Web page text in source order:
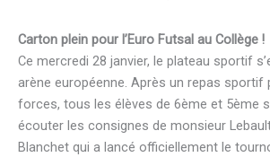
Carton plein pour l’Euro Futsal au Collège !​
Ce mercredi 28 janvier, le plateau sportif
arène européenne. Après un repas sportif
forces, tous les élèves de 6ème et 5ème
écouter les consignes de monsieur
Blanchet qui a lancé officiellement le